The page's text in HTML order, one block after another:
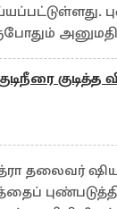
குடித்த
தலைவர்